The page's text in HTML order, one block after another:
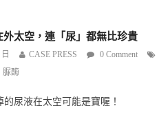
外太空，連「尿」都無比珍貴
CASE PRESS
0 Comment
脲酶
尿液在太空可能是寶喔！